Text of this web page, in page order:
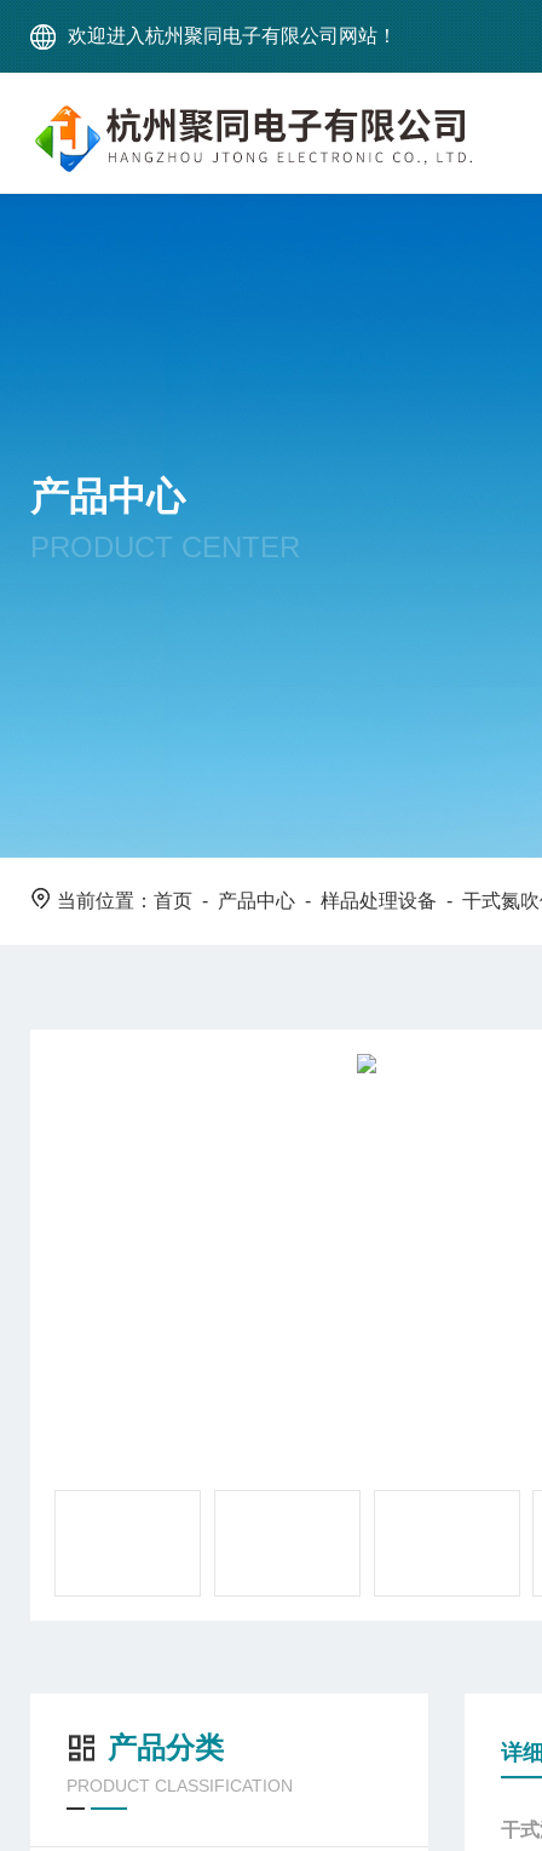
欢迎进入杭州聚同电子有限公司网站！
产品中心
PRODUCT CENTER
当前位置： 首页 - 产品中心 - 样品处理设备 - 干式氮
产品分类
PRODUCT CLASSIFICATION
详
干